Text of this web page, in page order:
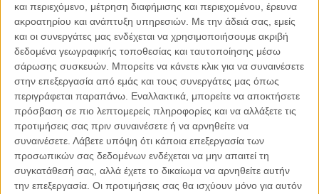
και περιεχόμενο, μέτρηση διαφήμισης και περιεχομένου, έρευνα
ακροατηρίου και ανάπτυξη υπηρεσιών. Με την άδειά σας, εμείς
και οι συνεργάτες μας ενδέχεται να χρησιμοποιήσουμε ακριβή
δεδομένα γεωγραφικής τοποθεσίας και ταυτοποίησης μέσω
σάρωσης συσκευών. Μπορείτε να κάνετε κλικ για να συναινέσετε
στην επεξεργασία από εμάς και τους συνεργάτες μας όπως
περιγράφεται παραπάνω. Εναλλακτικά, μπορείτε να αποκτήσετε
πρόσβαση σε πιο λεπτομερείς πληροφορίες και να αλλάξετε τις
προτιμήσεις σας πριν συναινέσετε ή να αρνηθείτε να
συναινέσετε. Λάβετε υπόψη ότι κάποια επεξεργασία των
προσωπικών σας δεδομένων ενδέχεται να μην απαιτεί τη
συγκατάθεσή σας, αλλά έχετε το δικαίωμα να αρνηθείτε αυτήν
την επεξεργασία. Οι προτιμήσεις σας θα ισχύουν μόνο για αυτόν
Τα θετικά και αρνητικά των εξελίξεων στον χώρο στην
περίοδο της πανδημίας δεν είναι κατ’ ανάγκην άσπρο ή
μαύρο αλλά επέχουν της δικής τους σημασίας ανάλογα με
την περίπτωση που ασκείται η διπλωματία. Καθίσταται,
όμως, αντιληπτό το ότι τα μέσα ενάσκησης της διπλωματίας
και οι επενέργειά τους είναι διαφορετικά στο παραδοσιακό
πλαίσιο ενάσκησης της σε σύγκριση με το εικονικό –
υβριδικό πλαίσιο που επικράτησε την περίοδο της
Όταν, για παράδειγμα, η Σύνοδος της Γενικής Συνέλευσης